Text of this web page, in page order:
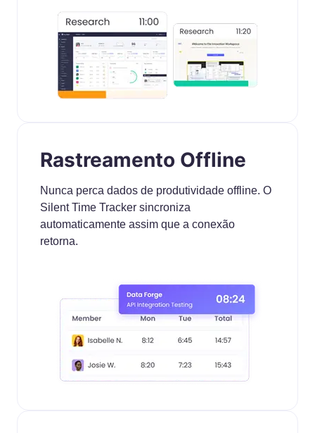
Rastreamento Offline
Nunca perca dados de produtividade offline. O
Silent Time Tracker sincroniza
automaticamente assim que a conexão
retorna.